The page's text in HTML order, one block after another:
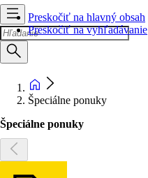
Preskočiť na hlavný obsah
Preskočiť na vyhľadávanie
Špeciálne ponuky
Špeciálne ponuky